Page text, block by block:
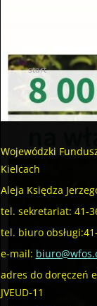
start 34
Wojewódzki
Kielcach
Aleja Księdza
tel. sekretariat: 41-
tel. biuro
e-mail:
adres do doręczeń
JVEUD-11